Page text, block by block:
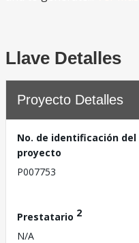
Llave Detalles
Proyecto Detalles
No. de identificación del
proyecto
P007753
Prestatario 2
N/A